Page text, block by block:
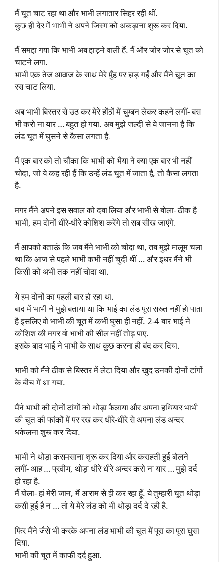
मैं चूत चाट रहा था और भाभी लगातार सिहर रही थीं.
कुछ ही देर में भाभी ने अपने जिस्म को अकड़ाना शुरू कर दिया.
मैं समझ गया कि भाभी अब झड़ने वाली हैं. मैं और जोर जोर से चूत को
चाटने लगा.
भाभी एक तेज आवाज के साथ मेरे मुँह पर झड़ गईं और मैंने चूत का
रस चाट लिया.
अब भाभी बिस्तर से उठ कर मेरे होंठों में चुम्बन लेकर कहने लगीं- बस
भी करो ना यार … बहुत हो गया. अब मुझे जल्दी से ये जानना है कि
लंड चूत में घुसने से कैसा लगता है.
मैं एक बार को तो चौंका कि भाभी को भैया ने क्या एक बार भी नहीं
चोदा, जो ये कह रही हैं कि उन्हें लंड चूत में जाता है, तो कैसा लगता
है.
मगर मैंने अपने इस सवाल को दबा लिया और भाभी से बोला- ठीक है
भाभी, हम दोनों धीरे-धीरे कोशिश करेंगे तो सब सीख जाएंगे.
मैं आपको बताऊं कि जब मैंने भाभी को चोदा था, तब मुझे मालूम चला
था कि आज से पहले भाभी कभी नहीं चुदी थीं … और इधर मैंने भी
किसी को अभी तक नहीं चोदा था.
ये हम दोनों का पहली बार हो रहा था.
बाद में भाभी ने मुझे बताया था कि भाई का लंड पूरा सख्त नहीं हो पाता
है इसलिए वो भाभी की चूत में कभी घुसा ही नहीं. 2-4 बार भाई ने
कोशिश की मगर वो भाभी की सील नहीं तोड़ पाए.
इसके बाद भाई ने भाभी के साथ कुछ करना ही बंद कर दिया.
भाभी को मैंने ठीक से बिस्तर में लेटा दिया और खुद उनकी दोनों टांगों
के बीच में आ गया.
मैंने भाभी की दोनों टांगों को थोड़ा फैलाया और अपना हथियार भाभी
की चूत की फांकों में पर रख कर धीरे-धीरे से अपना लंड अन्दर
धकेलना शुरू कर दिया.
भाभी ने थोड़ा कसमसाना शुरू कर दिया और कराहती हुई बोलने
लगीं- आह … प्रवीण, थोड़ा धीरे धीरे अन्दर करो ना यार … मुझे दर्द
हो रहा है.
मैं बोला- हां मेरी जान, मैं आराम से ही कर रहा हूँ. ये तुम्हारी चूत थोड़ा
कसी हुई है न … तो ये मेरे लंड को भी थोड़ा दर्द दे रही है.
फिर मैंने जैसे भी करके अपना लंड भाभी की चूत में पूरा का पूरा घुसा
दिया.
भाभी की चूत में काफी दर्द हुआ.